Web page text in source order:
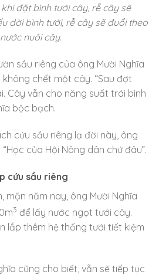
đặt bình tưới cây, rễ cây sẽ
dời bình tưới, rễ cây sẽ đuổi theo
nuôi cây.
sầu riêng của ông Mười Nghĩa
chết một cây. “Sau đợt
Cây vẫn cho năng suất trái bình
bộc bạch.
cứu sầu riêng lạ đời này, ông
của Hội Nông dân chứ đâu”.
cứu sầu riêng
mặn năm nay, ông Mười Nghĩa
3 để lấy nước ngọt tưới cây.
lắp thêm hệ thống tưới tiết kiệm
cũng cho biết, vẫn sẽ tiếp tục